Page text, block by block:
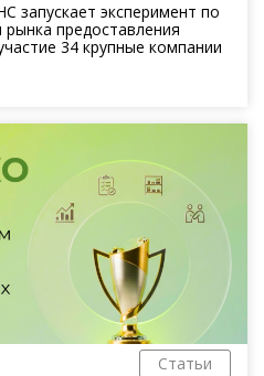
запускает эксперимент по
предоставления
34 крупные компании
Статьи